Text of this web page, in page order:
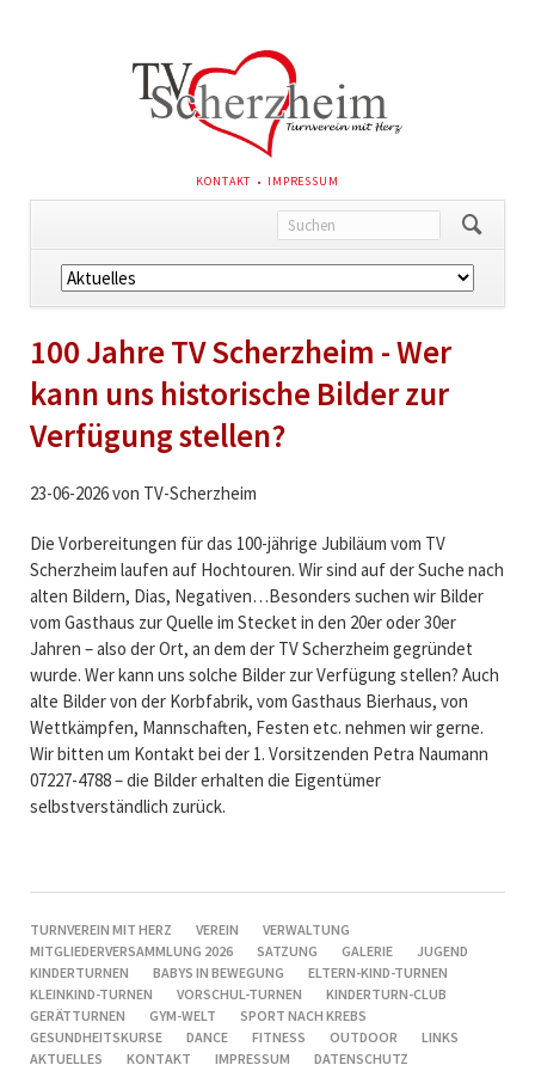
NAVIGATION
ÜBERSPRINGEN
KONTAKT IMPRESSUM
Navigation
überspringen
100 Jahre TV Scherzheim - Wer
kann uns historische Bilder zur
Verfügung stellen?
23-06-2026von TV-Scherzheim
Die Vorbereitungen für das 100-jährige Jubiläum vom TV
Scherzheim laufen auf Hochtouren. Wir sind auf der Suche nach
alten Bildern, Dias, Negativen…Besonders suchen wir Bilder
vom Gasthaus zur Quelle im Stecket in den 20er oder 30er
Jahren – also der Ort, an dem der TV Scherzheim gegründet
wurde. Wer kann uns solche Bilder zur Verfügung stellen? Auch
alte Bilder von der Korbfabrik, vom Gasthaus Bierhaus, von
Wettkämpfen, Mannschaften, Festen etc. nehmen wir gerne.
Wir bitten um Kontakt bei der 1. Vorsitzenden Petra Naumann
07227-4788 – die Bilder erhalten die Eigentümer
selbstverständlich zurück.
NAVIGATION
ÜBERSPRINGEN
TURNVEREIN MIT HERZ VEREIN
VERWALTUNG
MITGLIEDERVERSAMMLUNG 2026
SATZUNG GALERIE
JUGEND
KINDERTURNEN
BABYS IN BEWEGUNG
ELTERN-KIND-TURNEN
KLEINKIND-TURNEN
VORSCHUL-TURNEN
KINDERTURN-CLUB
GERÄTTURNEN
GYM-WELT
SPORT NACH KREBS
GESUNDHEITSKURSE
DANCE FITNESS OUTDOOR
LINKS
AKTUELLES
KONTAKT IMPRESSUM DATENSCHUTZ